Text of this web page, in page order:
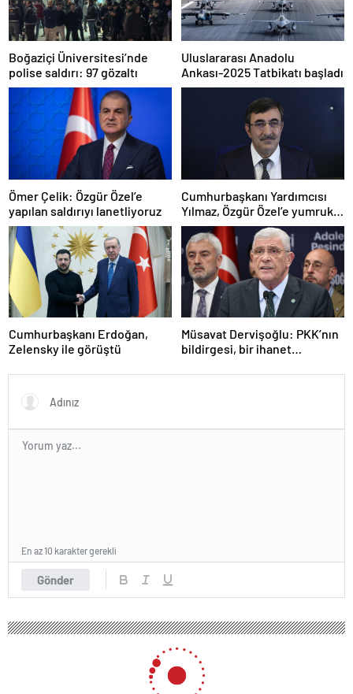
Boğaziçi Üniversitesi’nde
polise saldırı: 97 gözaltı
Uluslararası Anadolu
Ankası-2025 Tatbikatı başladı
Ömer Çelik: Özgür Özel’e
yapılan saldırıyı lanetliyoruz
Cumhurbaşkanı Yardımcısı
Yılmaz, Özgür Özel’e yumruklu
saldırıyı kınadı
Cumhurbaşkanı Erdoğan,
Zelensky ile görüştü
Müsavat Dervişoğlu: PKK’nın
bildirgesi, bir ihanet
Gönder
En az 10 karakter gerekli